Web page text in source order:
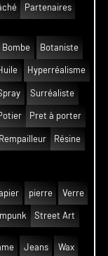
Partenaires
Bombe Botaniste
Hyperréalisme
Surréaliste
Pret à porter
Rempailleur Résine
pierre Verre
Street Art
Jeans Wax